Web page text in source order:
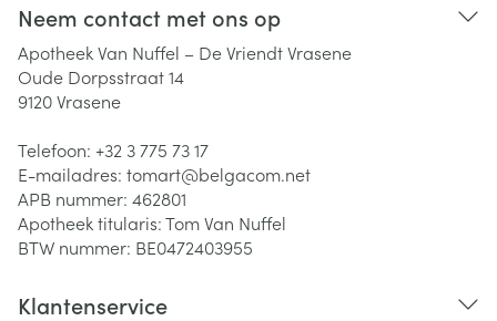
Neem contact met ons op
Apotheek Van Nuffel – De Vriendt Vrasene
Oude Dorpsstraat 14
9120Vrasene
Telefoon: +32 3 775 73 17
E-mailadres: tomart@belgacom.net
APB nummer: 462801
Apotheek titularis:Tom Van Nuffel
BTW nummer: BE0472403955
Klantenservice